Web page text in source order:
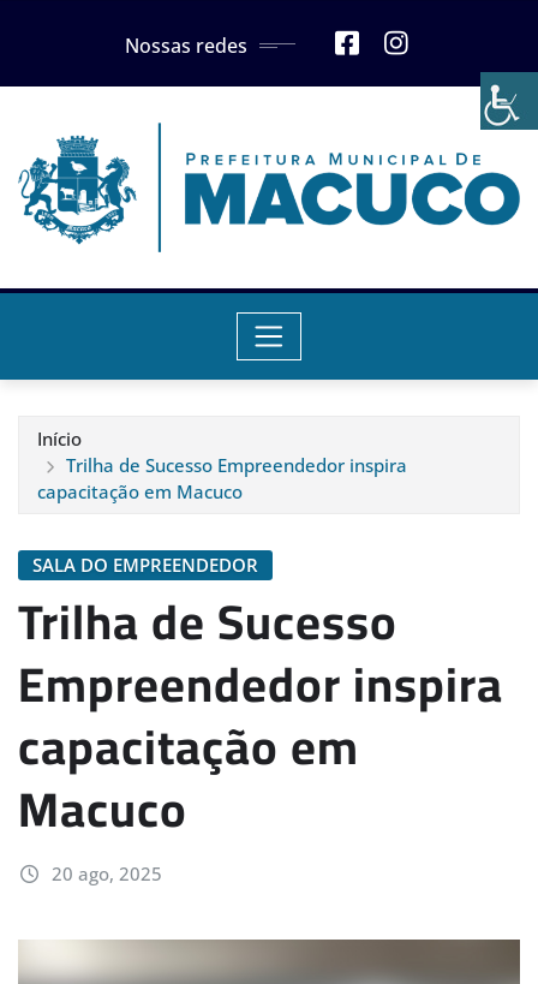
Nossas redes
Início
Trilha de Sucesso Empreendedor inspira
capacitação em Macuco
SALA DO EMPREENDEDOR
Trilha de Sucesso
Empreendedor inspira
capacitação em
Macuco
20 ago, 2025